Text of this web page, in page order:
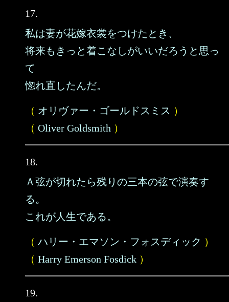
17.
私は妻が花嫁衣裳をつけたとき、
将来もきっと着こなしがいいだろうと思っ
て
惚れ直したんだ。
（ オリヴァー・ゴールドスミス ）
（ Oliver Goldsmith ）
18.
Ａ弦が切れたら残りの三本の弦で演奏す
る。
これが人生である。
（ ハリー・エマソン・フォスディック ）
（ Harry Emerson Fosdick ）
19.